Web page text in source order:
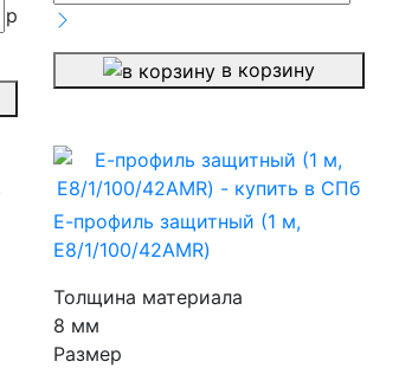
р
в корзину
Е-профиль защитный (1 м,
E8/1/100/42AMR)
Толщина материала
8 мм
Размер